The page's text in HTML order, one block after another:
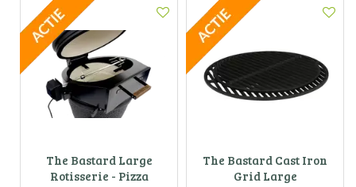
The Bastard Large
Rotisserie - Pizza
The Bastard Cast Iron
Grid Large